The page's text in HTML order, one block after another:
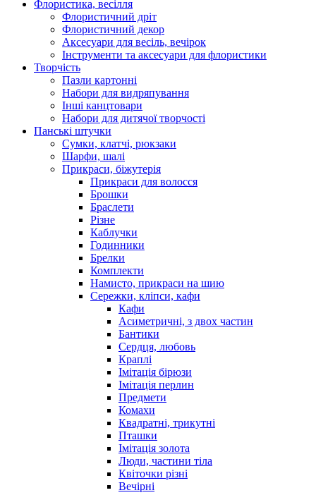
Флористика, весілля
Флористичний дріт
Флористичний декор
Аксесуари для весіль, вечірок
Інструменти та аксесуари для флористики
Творчість
Пазли картонні
Набори для видряпування
Інші канцтовари
Набори для дитячої творчості
Панські штучки
Сумки, клатчі, рюкзаки
Шарфи, шалі
Прикраси, біжутерія
Прикраси для волосся
Брошки
Браслети
Різне
Каблучки
Годинники
Брелки
Комплекти
Намисто, прикраси на шию
Сережки, кліпси, кафи
Кафи
Асиметричні, з двох частин
Бантики
Сердця, любовь
Краплі
Імітація бірюзи
Імітація перлин
Предмети
Комахи
Квадратні, трикутні
Пташки
Імітація золота
Люди, частини тіла
Квіточки різні
Вечірні